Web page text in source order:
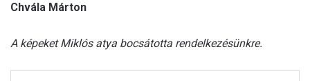
Chvála Márton
A képeket Miklós atya bocsátotta rendelkezésünkre.